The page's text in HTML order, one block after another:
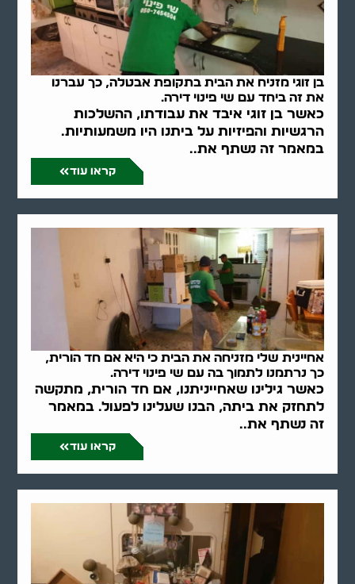
בן זוגי מזניח את הבית בתקופת אבטלה, כך עברנו
את זה ביחד עם שי פינוי דירה.
כאשר בן זוגי איבד את עבודתו, ההשלכות
הרגשיות והפיזיות על ביתנו היו משמעותיות.
במאמר זה נשתף את..
קראו עוד
אחיינית שלי מזניחה את הבית כי היא אם חד הורית,
כך נרתמנו לתמוך בה עם שי פינוי דירה.
כאשר גילינו שאחייניתנו, אם חד הורית, מתקשה
לתחזק את ביתה, הבנו שעלינו לפעול. במאמר
זה נשתף את..
קראו עוד